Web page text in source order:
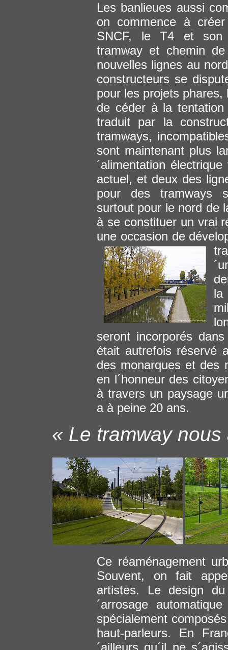
Les banlieues aussi
on commence à
SNCF, le T4 et son
tramway et chemin
nouvelles lignes au
constructeurs se
pour les projets
de céder à la
traduit par la
tramways,
sont maintenant plus
´alimentation
actuel, et deux des
pour des tramways
surtout pour le nord de
à se constituer un vrai
une occasion de
la
seront incorporés
était autrefois réservé
des monarques et des
en l´honneur des
à travers un paysage
a à peine 20 ans.
« Le tramway
Ce réaménagement
Souvent, on fait
artistes. Le design
´arrosage
spécialement
haut-parleurs. En
´ailleurs qu´il ne